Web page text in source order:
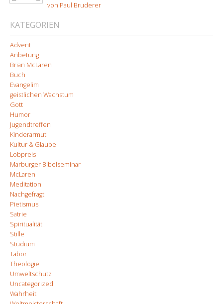
von Paul Bruderer
KATEGORIEN
Advent
Anbetung
Brian McLaren
Buch
Evangelim
geistlichen Wachstum
Gott
Humor
Jugendtreffen
Kinderarmut
Kultur & Glaube
Lobpreis
Marburger Bibelseminar
McLaren
Meditation
Nachgefragt
Pietismus
Satrie
Spiritualität
Stille
Studium
Tabor
Theologie
Umweltschutz
Uncategorized
Wahrheit